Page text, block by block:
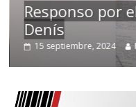
Responso por
Denís
15 septiembre, 2024